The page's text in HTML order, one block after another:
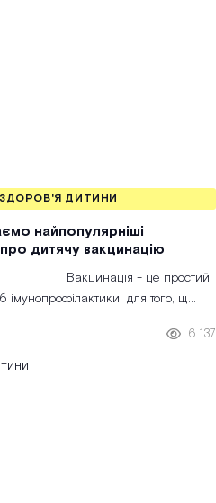
ДИТИНИ
найпопулярніші
дитячу вакцинацію
Вакцинація - це простий,
для того, щ...
6 137